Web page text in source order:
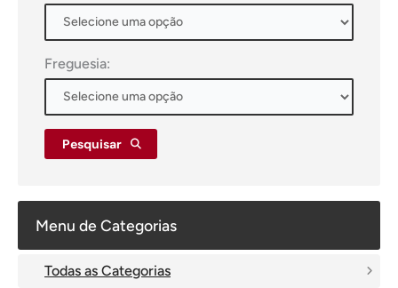
Freguesia:
Pesquisar
Menu de Categorias
Todas as Categorias